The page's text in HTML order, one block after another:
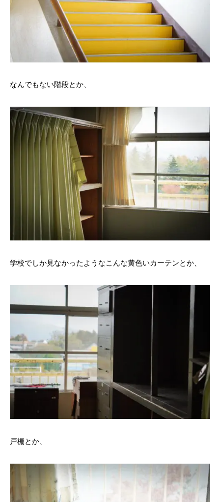
なんでもない階段とか、
学校でしか見なかったようなこんな黄色いカーテンとか、
戸棚とか、